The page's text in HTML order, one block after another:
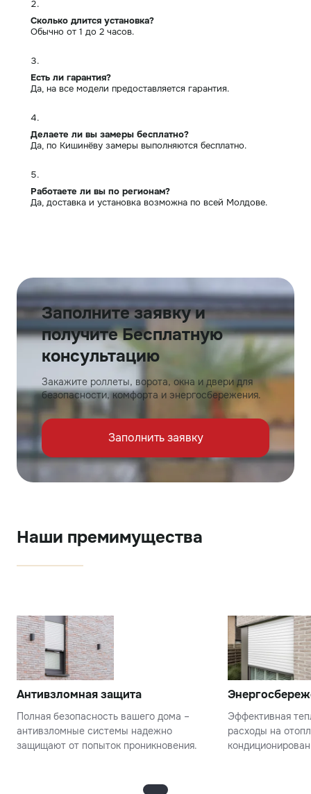
Сколько длится установка?
Обычно от 1 до 2 часов.
Есть ли гарантия?
Да, на все модели предоставляется гарантия.
Делаете ли вы замеры бесплатно?
Да, по Кишинёву замеры выполняются бесплатно.
Работаете ли вы по регионам?
Да, доставка и установка возможна по всей Молдове.
Заполните заявку и
получите Бесплатную
консультацию
Закажите роллеты, ворота, окна и двери для
безопасности, комфорта и энергосбережения.
Заполнить заявку
Наши премимущества
Антивзломная защита
Полная безопасность вашего дома –
антивзломные системы надежно
защищают от попыток проникновения.
Эффективная
расходы на